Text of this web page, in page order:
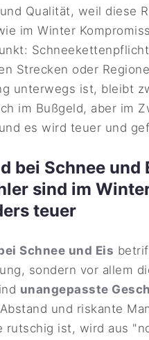
Qualität, weil diese
im Winter
Strecken oder
unterwegs ist, bleibt
im Bußgeld, aber im
es wird teuer und
bei Schnee und
sind im
teuer
Schnee und Eis
sondern vor allem
unangepasste
und riskante
rutschig ist, wird aus